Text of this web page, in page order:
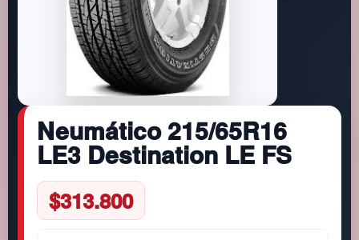
Neumático 215/65R16
LE3 Destination LE FS
$313.800